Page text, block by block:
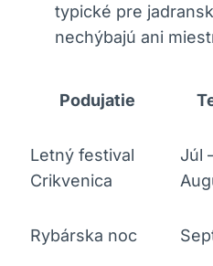
typické pre
nechýbajú ani
Podujatie
Letný festival
Crikvenica
Júl
Rybárska noc